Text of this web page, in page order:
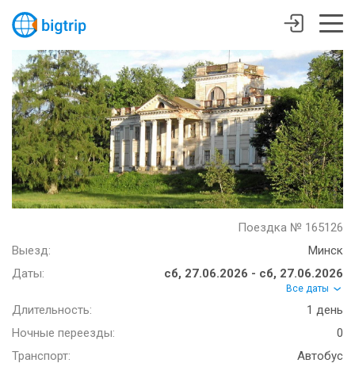
Поездка № 165126
Выезд:
Минск
Даты:
сб, 27.06.2026 - сб, 27.06.2026
Все даты
Длительность:
1 день
Ночные переезды:
0
Транспорт:
Автобус